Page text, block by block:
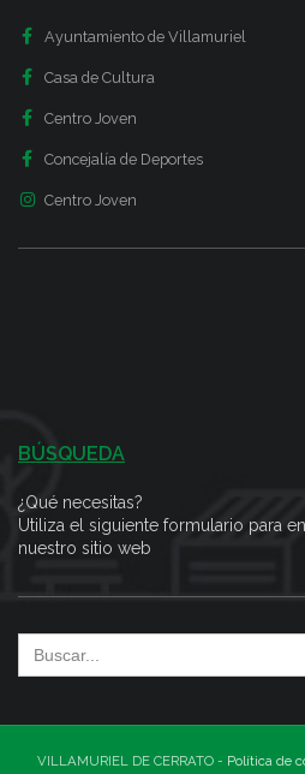
Ayuntamiento de Villamuriel
Casa de Cultura
Centro Joven
Concejalía de Deportes
Centro Joven
BÚSQUEDA
¿Qué necesitas?
Utiliza el siguiente formulario para
nuestro sitio web
Search
for:
VILLAMURIEL DE CERRATO - Política de